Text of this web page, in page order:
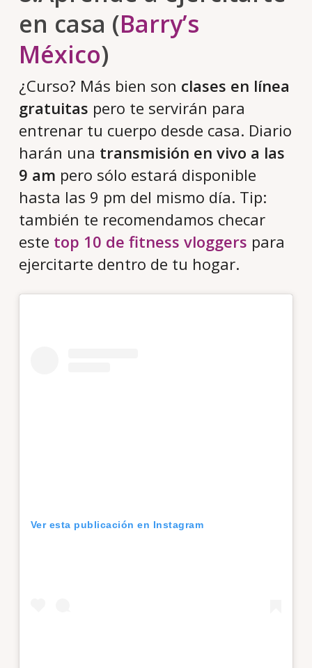
en casa (Barry’s
México)
¿Curso? Más bien son clases en línea
gratuitas pero te servirán para
entrenar tu cuerpo desde casa. Diario
harán una transmisión en vivo a las
9 am pero sólo estará disponible
hasta las 9 pm del mismo día. Tip:
también te recomendamos checar
este top 10 de fitness vloggers para
ejercitarte dentro de tu hogar.
Ver esta publicación en Instagram